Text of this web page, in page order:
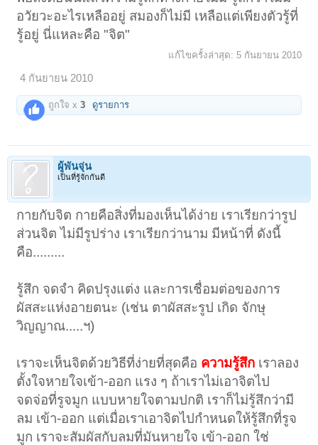
อวัยวะอะไรเหลืออยู่ สมองก็ไม่มี เหลือแต่เพียงตัวรู้ที่
รู้อยู่ นี่แหละคือ "จิต"
แก้ไขครั้งล่าสุด: 5 กันยายน 2010
4 กันยายน 2010
ถูกใจ x3 ดูรายการ
ผู้พันจุ่น
เป็นที่รู้จักกันดี
กายกับจิต กายคือสิ่งที่มองเห็นได้ง่าย เราเรียกว่ารูป
ส่วนจิต ไม่มีรูปร่าง เราเรียกว่านาม มีหน้าที่ ดังนี้
คือ.........
รู้สึก จดจำ คิดปรุงแต่ง และการเชื่อมต่อของการ
ผัสสะแห่งอายตนะ (เช่น ตาผัสสะรูป เกิด จักษุ
วิญญาณ.....ฯ)
เราจะเห็นจิตด้วยวิธีที่ง่ายที่สุดคือ ความรู้สึก เราลอง
ตั้งใจหายใจเข้า-ออก แรง ๆ ถ้าเราไม่เอาจิตไป
จดจ่อที่รูจมูก แบบหายใจตามปกติ เราก็ไม่รู้สึกว่ามี
ลม เข้า-ออก แต่เมื่อเราเอาจิตไปกำหนดให้รู้สึกที่รูจ
มูก เราจะสัมผัสกับลมที่มันหายใจ เข้า-ออก ใช่